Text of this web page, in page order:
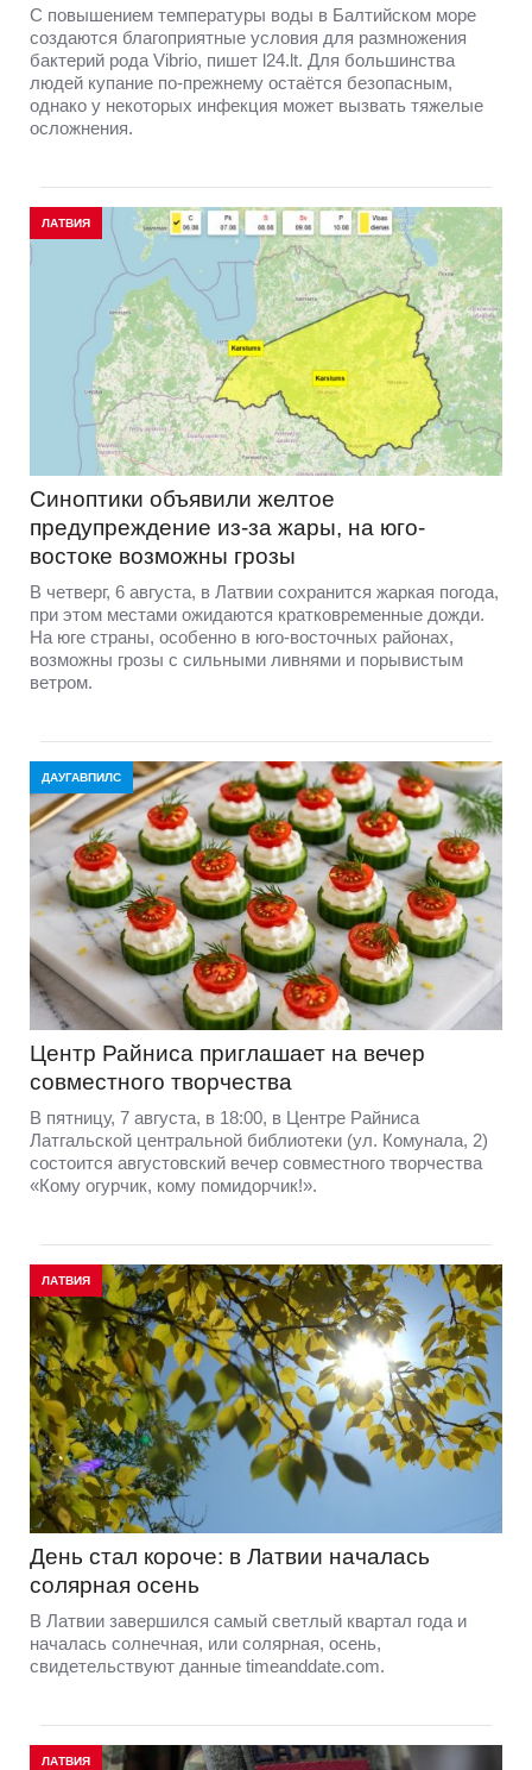
С повышением температуры воды в Балтийском море
создаются благоприятные условия для размножения
бактерий рода Vibrio, пишет l24.lt. Для большинства
людей купание по-прежнему остаётся безопасным,
однако у некоторых инфекция может вызвать тяжелые
осложнения.
ЛАТВИЯ
Синоптики объявили желтое
предупреждение из-за жары, на юго-
востоке возможны грозы
В четверг, 6 августа, в Латвии сохранится жаркая погода,
при этом местами ожидаются кратковременные дожди.
На юге страны, особенно в юго-восточных районах,
возможны грозы с сильными ливнями и порывистым
ветром.
ДАУГАВПИЛС
Центр Райниса приглашает на вечер
совместного творчества
В пятницу, 7 августа, в 18:00, в Центре Райниса
Латгальской центральной библиотеки (ул. Комунала, 2)
состоится августовский вечер совместного творчества
«Кому огурчик, кому помидорчик!».
ЛАТВИЯ
День стал короче: в Латвии началась
солярная осень
В Латвии завершился самый светлый квартал года и
началась солнечная, или солярная, осень,
свидетельствуют данные timeanddate.com.
ЛАТВИЯ